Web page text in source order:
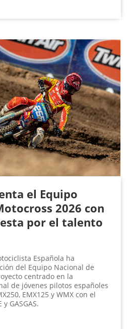
el Equipo
2026 con
por el talento
Española ha
del Equipo Nacional de
centrado en la
de jóvenes pilotos españoles
EMX125 y WMX con el
GASGAS.